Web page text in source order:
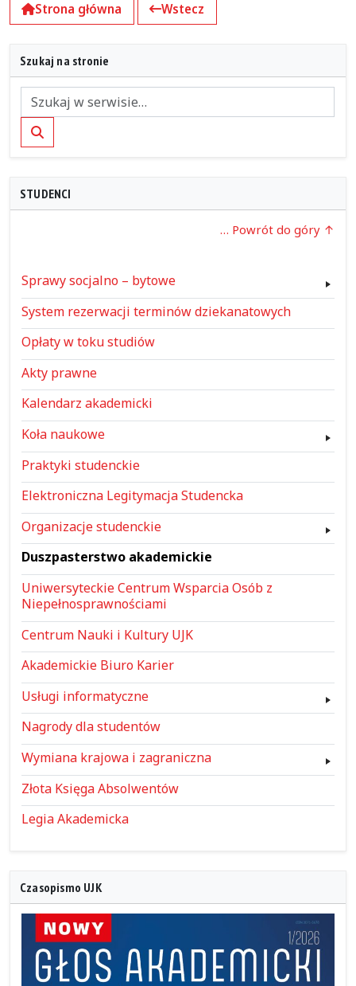
Strona główna
Wstecz
Szukaj na stronie
Szukaj
STUDENCI
… Powrót do góry
Sprawy socjalno – bytowe
System rezerwacji terminów dziekanatowych
Opłaty w toku studiów
Akty prawne
Kalendarz akademicki
Koła naukowe
Praktyki studenckie
Elektroniczna Legitymacja Studencka
Organizacje studenckie
Duszpasterstwo akademickie
Uniwersyteckie Centrum Wsparcia Osób z
Niepełnosprawnościami
Centrum Nauki i Kultury UJK
Akademickie Biuro Karier
Usługi informatyczne
Nagrody dla studentów
Wymiana krajowa i zagraniczna
Złota Księga Absolwentów
Legia Akademicka
Czasopismo UJK